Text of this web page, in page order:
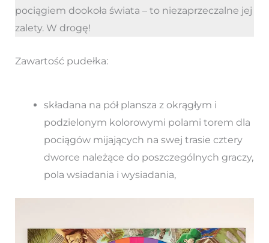
pociągiem dookoła świata – to niezaprzeczalne jej
zalety. W drogę!
Zawartość pudełka:
składana na pół plansza z okrągłym i
podzielonym kolorowymi polami torem dla
pociągów mijających na swej trasie cztery
dworce należące do poszczególnych graczy,
pola wsiadania i wysiadania,